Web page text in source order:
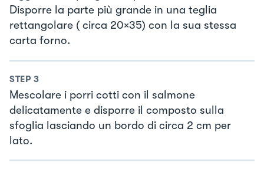
Disporre la parte più grande in una teglia
rettangolare ( circa 20×35) con la sua stessa
carta forno.
STEP 3
Mescolare i porri cotti con il salmone
delicatamente e disporre il composto sulla
sfoglia lasciando un bordo di circa 2 cm per
lato.